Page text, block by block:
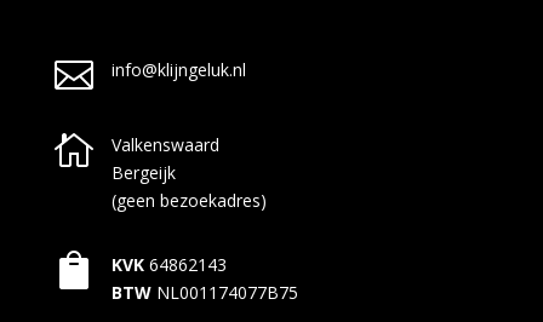
 info@klijngeluk.nl

Valkenswaard
Bergeijk
(geen bezoekadres)
 KVK 64862143
BTW NL001174077B75